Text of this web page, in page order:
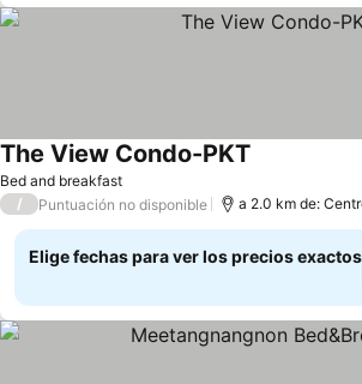
Bed and breakfast
The View Condo-PKT
/ Puntuación no disponible a 2.0 km de:
Elige fechas para ver los precios exactos